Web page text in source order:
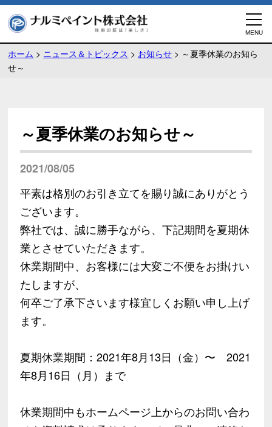
ホーム > ニュース＆トピックス > お知らせ > ～夏季休業のお知ら
せ～
～夏季休業のお知らせ～
2021/08/05
平素は格別のお引き立てを賜り誠にありがとう
ございます。
弊社では、誠に勝手ながら、下記期間を夏期休
業とさせていただきます。
休業期間中、お客様には大変ご不便をお掛けい
たしますが、
何卒ご了承下さいます様宜しくお願い申し上げ
ます。
夏期休業期間：2021年8月13日（金）〜 2021
年8月16日（月）まで
休業期間中もホームページ上からのお問い合わ